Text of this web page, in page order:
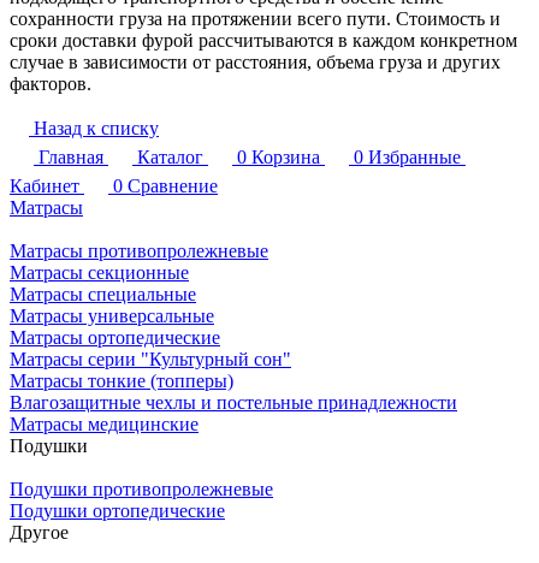
сохранности груза на протяжении всего пути. Стоимость и
сроки доставки фурой рассчитываются в каждом конкретном
случае в зависимости от расстояния, объема груза и других
факторов.
Назад к списку
Главная
Каталог 0 Корзина 0 Избранные
Кабинет
0 Сравнение
Матрасы
Матрасы противопролежневые
Матрасы секционные
Матрасы специальные
Матрасы универсальные
Матрасы ортопедические
Матрасы серии "Культурный сон"
Матрасы тонкие (топперы)
Влагозащитные чехлы и постельные принадлежности
Матрасы медицинские
Подушки
Подушки противопролежневые
Подушки ортопедические
Другое